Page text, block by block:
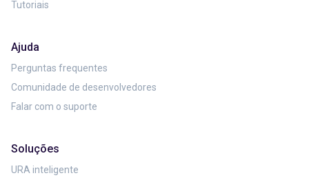
Soluções
URA inteligente
Tutoriais
Ajuda
Perguntas frequentes
Comunidade de desenvolvedores
Falar com o suporte